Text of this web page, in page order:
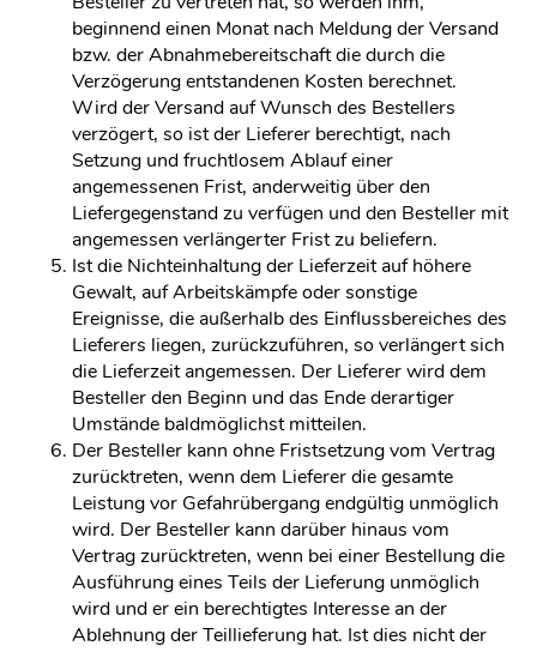
beginnend einen Monat nach Meldung der Versand
bzw. der Abnahmebereitschaft die durch die
Verzögerung entstandenen Kosten berechnet.
Wird der Versand auf Wunsch des Bestellers
verzögert, so ist der Lieferer berechtigt, nach
Setzung und fruchtlosem Ablauf einer
angemessenen Frist, anderweitig über den
Liefergegenstand zu verfügen und den Besteller mit
angemessen verlängerter Frist zu beliefern.
Ist die Nichteinhaltung der Lieferzeit auf höhere
Gewalt, auf Arbeitskämpfe oder sonstige
Ereignisse, die außerhalb des Einflussbereiches des
Lieferers liegen, zurückzuführen, so verlängert sich
die Lieferzeit angemessen. Der Lieferer wird dem
Besteller den Beginn und das Ende derartiger
Umstände baldmöglichst mitteilen.
Der Besteller kann ohne Fristsetzung vom Vertrag
zurücktreten, wenn dem Lieferer die gesamte
Leistung vor Gefahrübergang endgültig unmöglich
wird. Der Besteller kann darüber hinaus vom
Vertrag zurücktreten, wenn bei einer Bestellung die
Ausführung eines Teils der Lieferung unmöglich
wird und er ein berechtigtes Interesse an der
Ablehnung der Teillieferung hat. Ist dies nicht der